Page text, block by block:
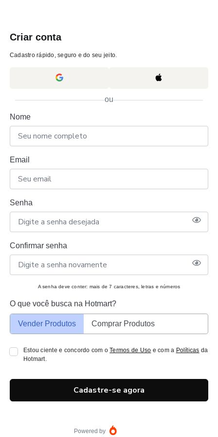
Criar conta
Cadastro rápido, seguro e do seu jeito.
ou
Nome
Email
Senha
Confirmar senha
A senha deve conter: mais de 7 caracteres, letras e números
O que você busca na Hotmart?
Vender Produtos Comprar Produtos
Estou ciente e concordo com oTermos de Uso e com a Políticas da
Hotmart.
Cadastre-se agora
Powered by